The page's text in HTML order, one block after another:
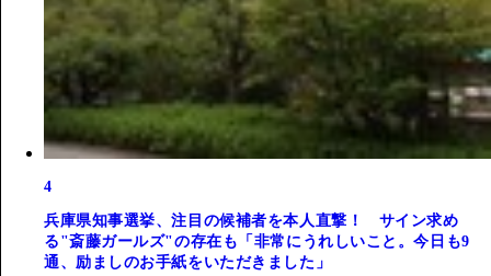
4
兵庫県知事選挙、注目の候補者を本人直撃！ サイン求め
る"斎藤ガールズ"の存在も「非常にうれしいこと。今日も9
通、励ましのお手紙をいただきました」